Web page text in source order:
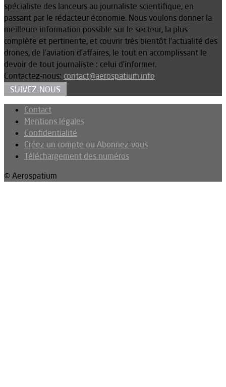
spécialiste des lanceurs au journaliste scientifique, en
passant par le rédacteur économie. Nous voulons donner la
meilleure information possible sur le secteur, la plus
complète et pertinente, et couvrir très bientôt l’actualité des
drones, de l’aviation d’affaires, le tout en accomplissant le
devoir de tout journaliste : celui d’informer.
Contactez-nous: contact@aerospatium.info
SUIVEZ-NOUS
Contact
Mentions légales
Confidentialité
Créez un compte ou Abonnez-vous
Téléchargement des numéros
© Aerospatium